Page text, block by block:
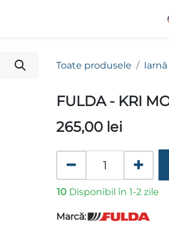
Toate produsele Iarnă
FULDA - KRI
265,00 lei
10 Disponibil în 1-2 zile
Marcă: